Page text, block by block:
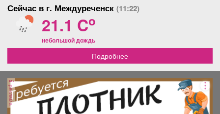
Сейчас в г. Междуреченск (11:22)
21.1 Co
небольшой дождь
Подробнее
реклама